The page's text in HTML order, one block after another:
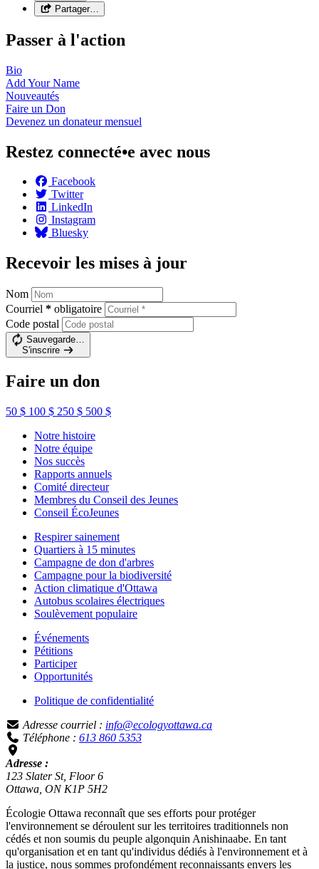
Partager…
Passer à l'action
Bio
Add YourName
Nouveautés
Faire un Don
Devenez un donateurmensuel
Restez connecté•e avec nous
Facebook
Twitter
LinkedIn
Instagram
Bluesky
Recevoir les mises à jour
Nom
Courriel * obligatoire
Code postal
Sauvegarde…
S'inscrire
Faire un don
50 $ 100 $ 250 $ 500 $
Notre histoire
Notre équipe
Nos succès
Rapports annuels
Comité directeur
Membres du Conseil des Jeunes
Conseil ÉcoJeunes
Respirer sainement
Quartiers à 15 minutes
Campagne de don d'arbres
Campagne pour la biodiversité
Action climatique d'Ottawa
Autobus scolaires électriques
Soulèvement populaire
Événements
Pétitions
Participer
Opportunités
Politique de confidentialité
Adresse courriel : info@ecologyottawa.ca
Téléphone : 613 860 5353
Adresse :
123 Slater St, Floor 6
Ottawa, ON K1P 5H2
Écologie Ottawa reconnaît que ses efforts pour protéger
l'environnement se déroulent sur les territoires traditionnels non
cédés et non soumis du peuple algonquin Anishinaabe. En tant
qu'organisation et en tant qu'individus dédiés à l'environnement et à
la justice, nous sommes profondément reconnaissants envers les